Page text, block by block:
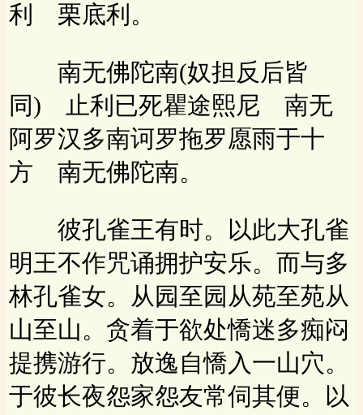
利 栗底利。
南无佛陀南(奴担反后皆
同) 止利已死瞿途熙尼 南无
阿罗汉多南诃罗拖罗愿雨于十
方 南无佛陀南。
彼孔雀王有时。以此大孔雀
明王不作咒诵拥护安乐。而与多
林孔雀女。从园至园从苑至苑从
山至山。贪着于欲处憍迷多痴闷
提携游行。放逸自憍入一山穴。
于彼长夜怨家怨友常伺其便。以